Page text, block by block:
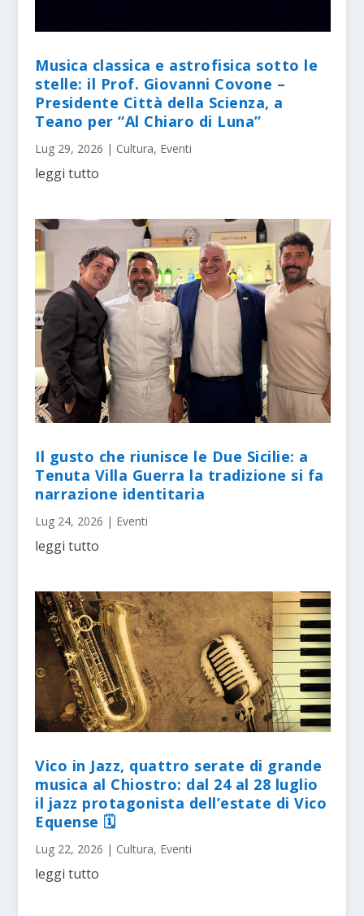
Musica classica e astrofisica sotto le
stelle: il Prof. Giovanni Covone –
Presidente Città della Scienza, a
Teano per “Al Chiaro di Luna”
Lug 29, 2026 | Cultura, Eventi
leggi tutto
Il gusto che riunisce le Due Sicilie: a
Tenuta Villa Guerra la tradizione si fa
narrazione identitaria
Lug 24, 2026 | Eventi
leggi tutto
Vico in Jazz, quattro serate di grande
musica al Chiostro: dal 24 al 28 luglio
il jazz protagonista dell’estate di Vico
Equense 🗓
Lug 22, 2026 | Cultura, Eventi
leggi tutto